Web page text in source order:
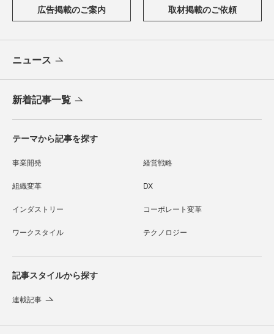
広告掲載のご案内 取材掲載のご依頼
ニュース
新着記事一覧
テーマから記事を探す
事業開発 経営戦略
組織変革 DX
インダストリー コーポレート変革
ワークスタイル テクノロジー
記事スタイルから探す
連載記事